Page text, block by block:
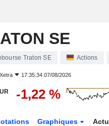
SE
Traton SE Actions
Xetra 17:35:34 07/08/2026
-1,22 %
Graphiques